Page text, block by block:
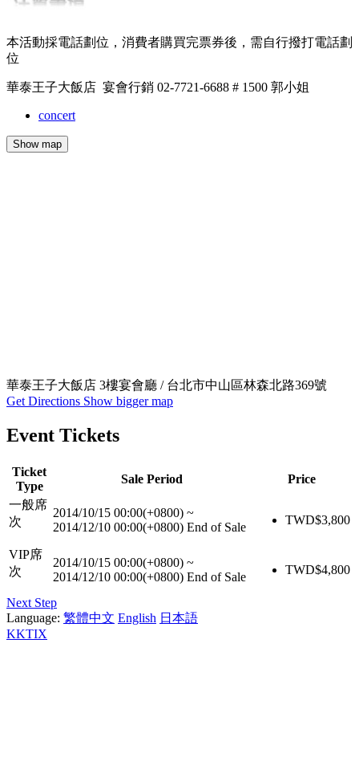
本活動採電話劃位，消費者購買完票券後，需自行撥打電話劃
位
華泰王子大飯店 宴會行銷 02-7721-6688 # 1500 郭小姐
concert
Show map
華泰王⼦大飯店 3樓宴會廳 / 台北市中山區林森北路369號
Get Directions Show bigger map
Event Tickets
Ticket
Type
Sale Period
Price
一般席
次
2014/10/15 00:00(+0800) ~
2014/12/10 00:00(+0800) End of Sale
TWD$3,800
VIP席
次
2014/10/15 00:00(+0800) ~
2014/12/10 00:00(+0800) End of Sale
TWD$4,800
Next Step
Language: 繁體中文 English 日本語
KKTIX